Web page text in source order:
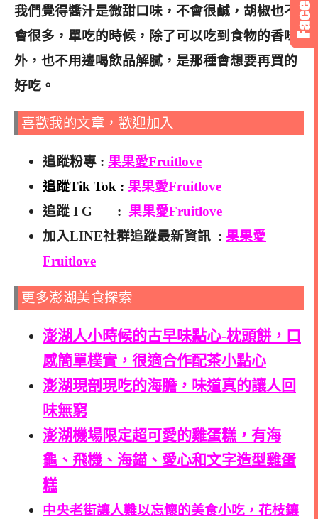
我們覺得醬汁是微甜口味，不會很鹹，胡椒也不
會很多，單吃的時候，除了可以吃到食物的香味
外，也不用邊喝飲品解膩，是那種會想要再買的
好吃。
喜歡我的文章，歡迎加入
追蹤粉專 : 果果愛Fruitlove
追蹤Tik Tok : 果果愛Fruitlove
追蹤 I G : 果果愛Fruitlove
加入LINE社群追蹤最新資訊 : 果果愛
Fruitlove
更多澎湖美食探索
澎湖人小時候的古早味點心-枕頭餅，口
感簡單樸實，很適合作配茶小點心
澎湖現剖現吃的海膽，味道真的讓人回
味無窮
澎湖機場限定超可愛的雞蛋糕，有海
龜、飛機、海錨、愛心和文字造型雞蛋
糕
中央老街讓人難以忘懷的美食小吃，花枝鑲